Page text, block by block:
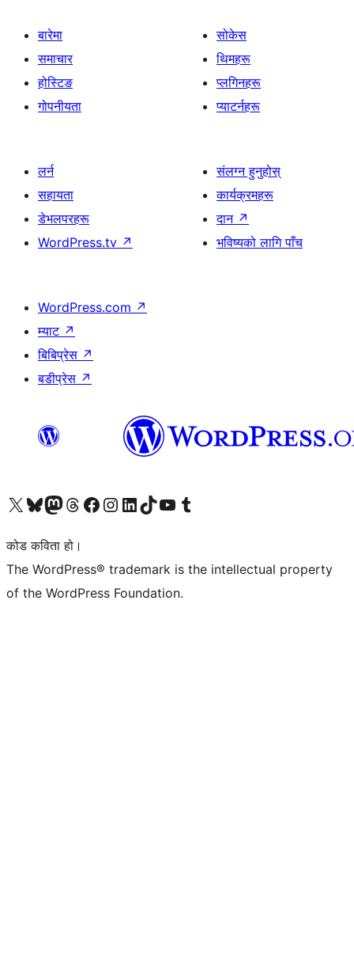
बारेमा
समाचार
होस्टिङ
गोपनीयता
सोकेस
थिमहरू
प्लगिनहरू
प्याटर्नहरू
लर्न
सहायता
डेभलपरहरू
WordPress.tv ↗
संलग्न हुनुहोस्
कार्यक्रमहरू
दान ↗
भविष्यको लागि पाँच
WordPress.com ↗
म्याट ↗
बिबिप्रेस ↗
बडीप्रेस ↗
हाम्रो X (पहिले ट्विटर) खातामा जानुहोस्
हाम्रो Bluesky खाता भ्रमण गर्नुहोस्
हाम्रो म्यास्टोडन खाता भ्रमण गर्नुहोस्
हाम्रो थ्रेड्स खातामा जानुहोस्
हाम्रो फेसबुक पेजमा जानुहोस्
हाम्रो इन्स्टाग्राम खातामा जानुहोस्
हाम्रो लिङ्क्डइन खातामा जानुहोस्
हाम्रो TikTok खाता भ्रमण गर्नुहोस्
हाम्रो युट्युब च्यानलमा जानुहोस्
हाम्रो टम्बलर खाता भ्रमण गर्नुहोस्
कोड कविता हो।
The WordPress® trademark is the intellectual property
of the WordPress Foundation.